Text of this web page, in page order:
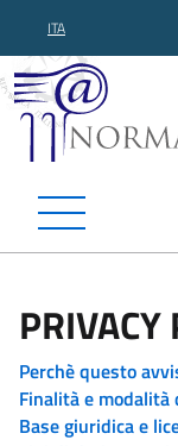
ITA
PRIVACY
Perchè questo
Finalità e
Base giuridica e